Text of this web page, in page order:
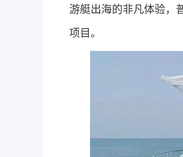
游艇出海的非凡体验，
项目。